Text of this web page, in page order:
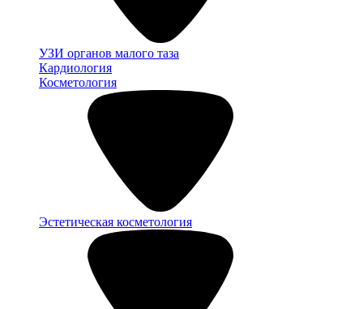
УЗИ органов малого таза
Кардиология
Косметология
Эстетическая косметология